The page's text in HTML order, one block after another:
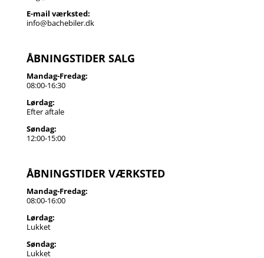
E-mail værksted:
info@bachebiler.dk
ÅBNINGSTIDER SALG
Mandag-Fredag:
08:00-16:30
Lørdag:
Efter aftale
Søndag:
12:00-15:00
ÅBNINGSTIDER VÆRKSTED
Mandag-Fredag:
08:00-16:00
Lørdag:
Lukket
Søndag:
Lukket